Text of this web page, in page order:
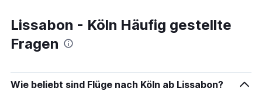
Lissabon - Köln Häufig gestellte
Fragen
Wie beliebt sind Flüge nach Köln ab Lissabon?